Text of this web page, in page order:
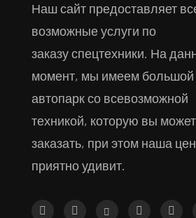
Наш сайт предоставляет
возможные услуги по
заказу спецтехники. На
момент, мы имеем большой
автопарк со всевозможной
техникой, которую вы
заказать, при этом наша
приятно удивит.